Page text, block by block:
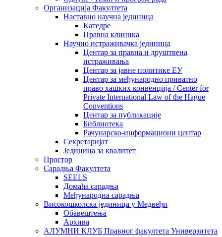
Организација Факултета
Наставно научна јединица
Катедре
Правна клиника
Научно истраживачка јединица
Центар за правна и друштвена
истраживања
Центар за јавне политике ЕУ
Центар за међународно приватно
право хашких конвенција / Center for
Private International Law of the Hague
Conventions
Центар за публикације
Библиотека
Рачунарско-информациони центар
Секретаријат
Јединица за квалитет
Простор
Сарадња Факултета
SEELS
Домаћа сарадња
Међународна сарадња
Високошколска јединица у Медвеђи
Обавештења
Архива
АЛУМНИ КЛУБ Правног факултета Универзитета